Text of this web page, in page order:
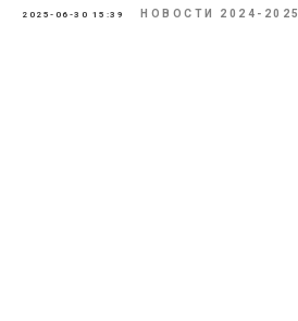
2025-06-30 15:39 НОВОСТИ 2024-2025